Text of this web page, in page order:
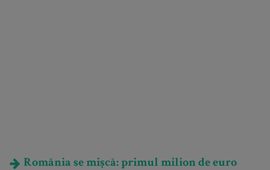
România se mișcă: primul milion de euro